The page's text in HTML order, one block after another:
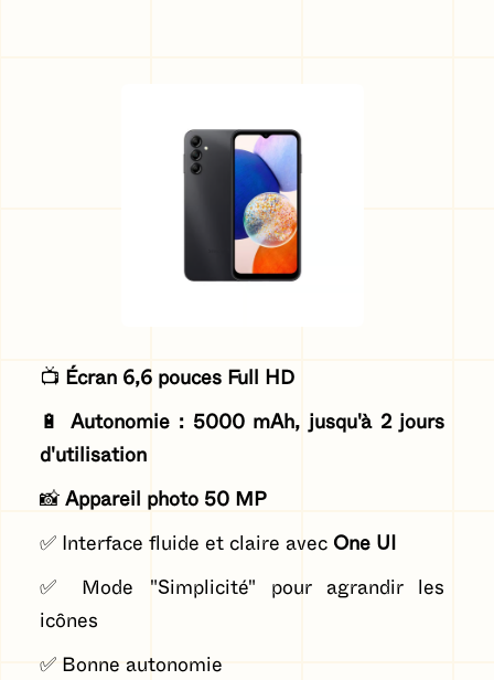
📺 Écran 6,6 pouces Full HD
🔋Autonomie : 5000 mAh, jusqu'à 2 jours
d'utilisation
📸 Appareil photo 50 MP
✅ Interface fluide et claire avec One UI
✅ Mode "Simplicité" pour agrandir les
icônes
✅ Bonne autonomie